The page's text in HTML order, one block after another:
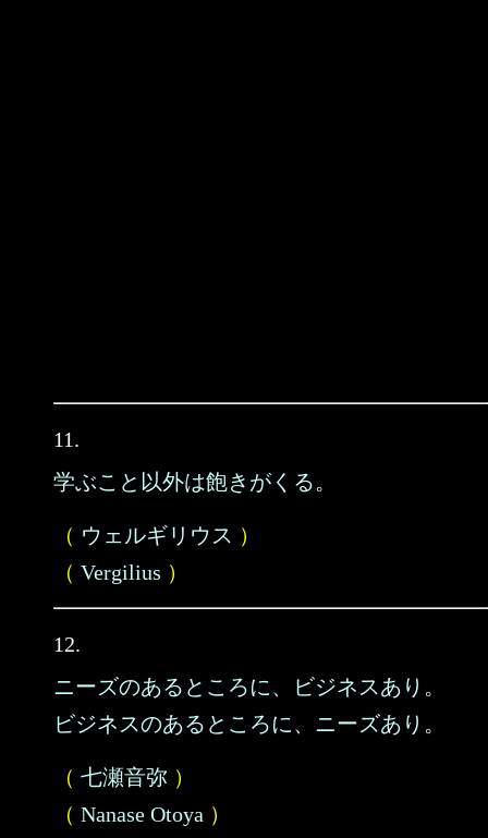
11.
学ぶこと以外は飽きがくる。
（ ウェルギリウス ）
（ Vergilius ）
12.
ニーズのあるところに、ビジネスあり。
ビジネスのあるところに、ニーズあり。
（ 七瀬音弥 ）
（ Nanase Otoya ）